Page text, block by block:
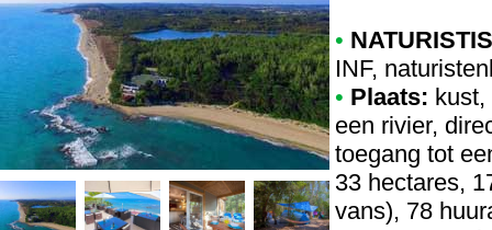
•
INF,
• Plaats: kust,
een rivier,
toegang tot
33 hectares,
vans), 78